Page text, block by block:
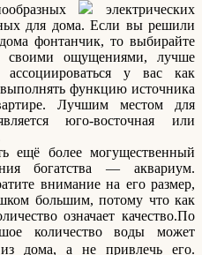
электрических
для дома. Если вы решили
фонтанчик, то выбирайте
своими ощущениями, лучше
у вас как
функцию источника
Лучшим местом для
юго-восточная или
ещё более могущественный
богатства — аквариум.
внимание на его размер,
большим, потому что как
означает качество.По
количество воды может
из дома, а не привлечь его.